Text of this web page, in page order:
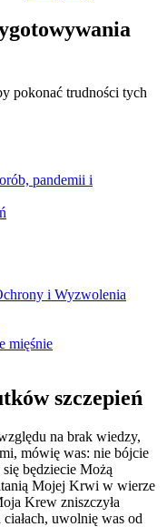
pokonać trudności tych
pandemii i
i Wyzwolenia
mięśnie
szczepień
na brak wiedzy,
mówię was: nie bójcie
będziecie Możą
Mojej Krwi w wierze
Krew zniszczyła
uwolnię was od